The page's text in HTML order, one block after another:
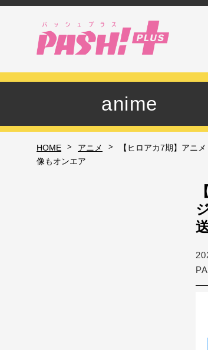
anime
HOME > アニメ >
【ヒロアカ7期】アニ
像もオンエア